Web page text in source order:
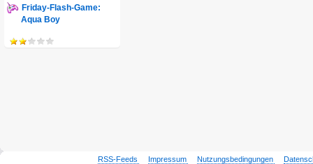
Friday-Flash-Game:
Aqua Boy
RSS-Feeds Impressum Nutzungsbedingungen